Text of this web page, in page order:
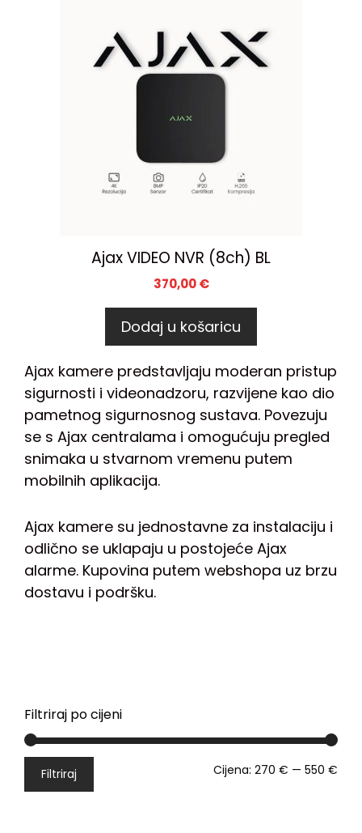
Ajax VIDEO NVR (8ch) BL
370,00€
Dodaj u košaricu
Ajax kamere predstavljaju moderan pristup
sigurnosti i videonadzoru, razvijene kao dio
pametnog sigurnosnog sustava. Povezuju
se s Ajax centralama i omogućuju pregled
snimaka u stvarnom vremenu putem
mobilnih aplikacija.
Ajax kamere su jednostavne za instalaciju i
odlično se uklapaju u postojeće Ajax
alarme. Kupovina putem webshopa uz brzu
dostavu i podršku.
Filtriraj po cijeni
Filtriraj Cijena: 270 € — 550 €